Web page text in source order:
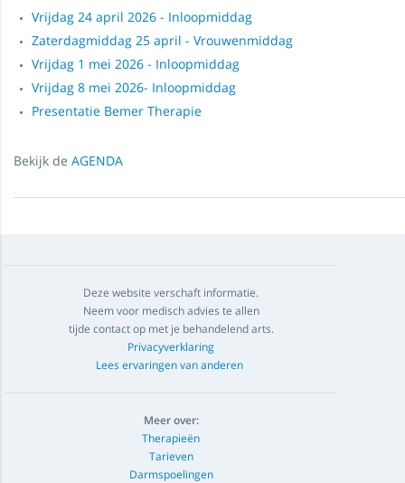
Vrijdag 24 april 2026 - Inloopmiddag
Zaterdagmiddag 25 april - Vrouwenmiddag
Vrijdag 1 mei 2026 - Inloopmiddag
Vrijdag 8 mei 2026- Inloopmiddag
Presentatie Bemer Therapie
Bekijk de AGENDA
Deze website verschaft informatie.
Neem voor medisch advies te allen
tijde contact op met je behandelend arts.
Privacyverklaring
Lees ervaringen van anderen
Meer over:
Therapieën
Tarieven
Darmspoelingen